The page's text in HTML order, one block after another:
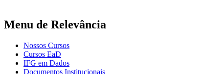
Menu de Relevância
Nossos Cursos
Cursos EaD
IFG em Dados
Documentos Institucionais